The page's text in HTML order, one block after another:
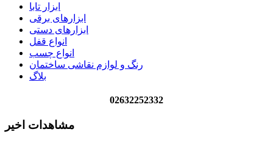
ابزار تابا
ابزارهای برقی
ابزارهای دستی
انواع قفل
انواع چسب
رنگ و لوازم نقاشی ساختمان
بلاگ
02632252332
مشاهدات اخیر